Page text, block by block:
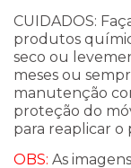
CUIDADOS: F
produtos
seco ou
meses ou
manutenção
proteção do
para reaplicar o
OBS: As